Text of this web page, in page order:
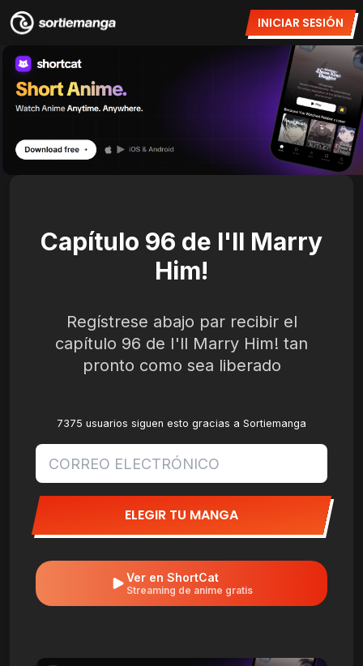
INICIAR SESIÓN
Capítulo 96 de I'll Marry
Him!
Regístrese abajo par recibir el
capítulo 96 de I'll Marry Him! tan
pronto como sea liberado
7375 usuarios siguen esto gracias a Sortiemanga
ELEGIR TU MANGA
Ver en ShortCat
Streaming de anime gratis